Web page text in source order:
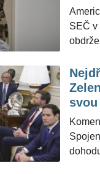
si
SEČ v
k